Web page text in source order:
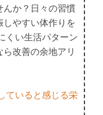
んか？日々の習慣
やすい体作りを
くい生活パターン
改善の余地アリ
ていると感じる栄